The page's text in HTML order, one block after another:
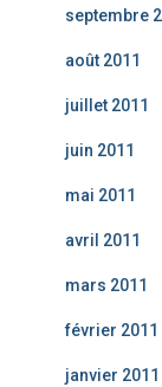
septembre
août 2011
juillet 2011
juin 2011
mai 2011
avril 2011
mars 2011
février 2011
janvier 2011